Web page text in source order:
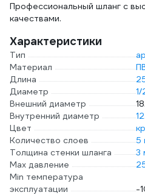
Профессиональный шланг с
качествами.
Характеристики
Тип
Материал
Длина
Диаметр
Внешний диаметр
Внутренний диаметр
Цвет
Количество слоев
5
Толщина стенки шланга
3
Max давление
Min температура
эксплуатации
-